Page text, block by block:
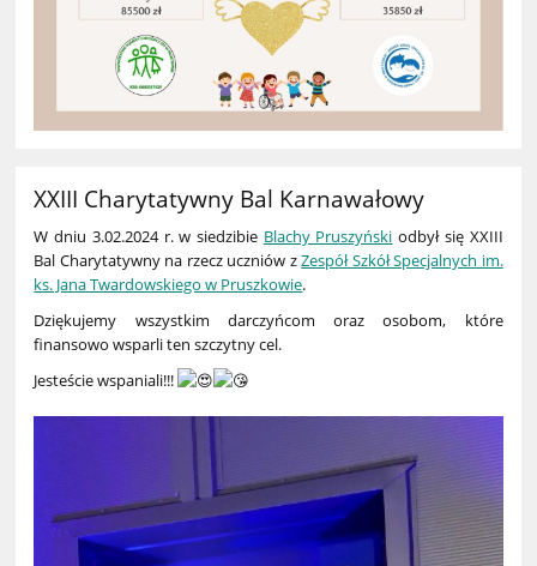
XXIII Charytatywny Bal Karnawałowy
W dniu 3.02.2024 r. w siedzibie Blachy Pruszyński odbył się XXIII
Bal Charytatywny na rzecz uczniów zZespół Szkół Specjalnych im.
ks. Jana Twardowskiego w Pruszkowie.
Dziękujemy wszystkim darczyńcom oraz osobom, które
finansowo wsparli ten szczytny cel.
Jesteście wspaniali!!!